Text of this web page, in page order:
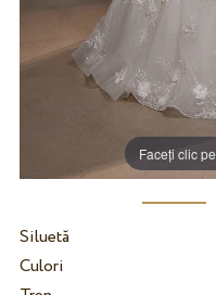
Faceți clic
Siluetă
Culori